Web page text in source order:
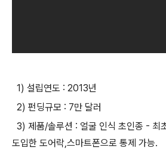
1) 설립연도 : 2013년
2) 펀딩규모 : 7만 달러
3) 제품/솔루션 : 얼굴 인식 초인종 - 최
도입한 도어락,스마트폰으로 통제 가능.